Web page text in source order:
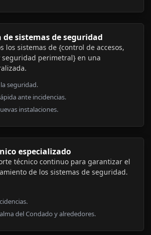
sistemas de seguridad
los sistemas de {control de accesos,
perimetral} en una
seguridad.
ante incidencias.
instalaciones.
especializado
técnico continuo para garantizar el
de los sistemas de seguridad.
del Condado y alrededores.